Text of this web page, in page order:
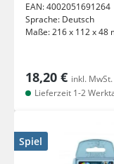
EAN:4002051691264
Sprache: Deutsch
Maße:216 x 112 x 48
18,20 € inkl. MwSt.
Lieferzeit 1-2
Spiel